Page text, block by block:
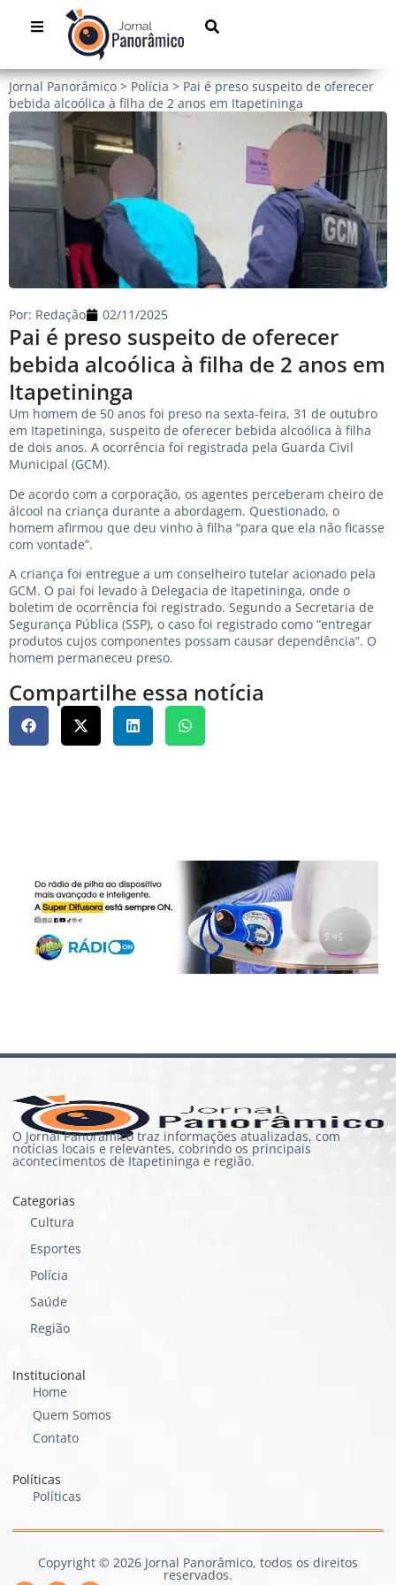
Jornal Panorâmico > Polícia > Pai é preso suspeito de oferecer
bebida alcoólica à filha de 2 anos em Itapetininga
Pai é preso suspeito de oferecer
bebida alcoólica à filha de 2 anos em
Itapetininga
Por: Redação 02/11/2025
Um homem de 50 anos foi preso na sexta-feira, 31 de outubro
em Itapetininga, suspeito de oferecer bebida alcoólica à filha
de dois anos. A ocorrência foi registrada pela Guarda Civil
Municipal (GCM).
De acordo com a corporação, os agentes perceberam cheiro de
álcool na criança durante a abordagem. Questionado, o
homem afirmou que deu vinho à filha “para que ela não ficasse
com vontade”.
A criança foi entregue a um conselheiro tutelar acionado pela
GCM. O pai foi levado à Delegacia de Itapetininga, onde o
boletim de ocorrência foi registrado. Segundo a Secretaria de
Segurança Pública (SSP), o caso foi registrado como “entregar
produtos cujos componentes possam causar dependência”. O
homem permaneceu preso.
Compartilhe essa notícia
O Jornal Panorâmico traz informações atualizadas, com
notícias locais e relevantes, cobrindo os principais
acontecimentos de Itapetininga e região.
Categorias
Cultura
Esportes
Polícia
Saúde
Região
Institucional
Home
Quem Somos
Contato
Políticas
Políticas
Copyright © 2026 Jornal Panorâmico, todos os direitos
reservados.